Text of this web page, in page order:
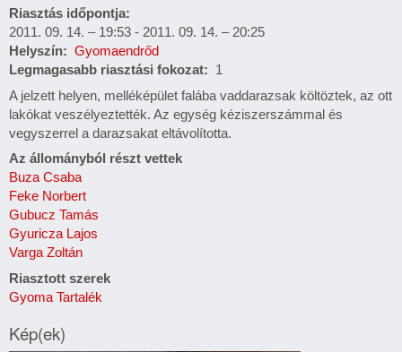
Riasztás időpontja
2011. 09. 14. – 19:53 - 2011. 09. 14. – 20:25
Helyszín
Gyomaendrőd
Legmagasabb riasztási fokozat
1
A jelzett helyen, melléképület falába vaddarazsak költöztek, az ott
lakókat veszélyeztették. Az egység kéziszerszámmal és
vegyszerrel a darazsakat eltávolította.
Az állományból részt vettek
Buza Csaba
Feke Norbert
Gubucz Tamás
Gyuricza Lajos
Varga Zoltán
Riasztott szerek
Gyoma Tartalék
Kép(ek)